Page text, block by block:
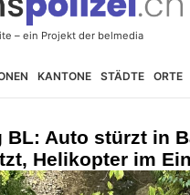
KANTONE STÄDTE ORTE
BL: Auto stürzt in
Helikopter im